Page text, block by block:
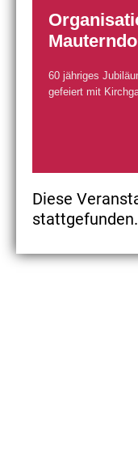
60 jähriges
gefeiert mit
Diese
stattgefunden.